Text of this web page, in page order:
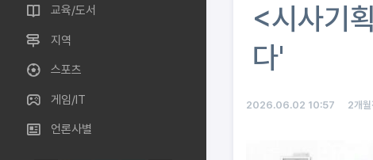
교육/도서
지역
스포츠
게임/IT
언론사별
<시사기
다'
2026.06.02 10:57 2개월